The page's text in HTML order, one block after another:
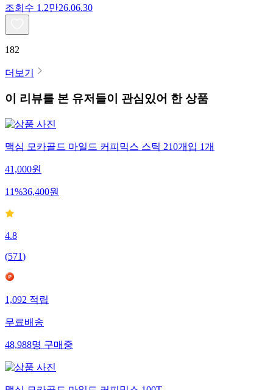
조회수 1.2만26.06.30
182
더보기
이 리뷰를 본 유저들이 관심있어 한 상품
맥심 모카골드 마일드 커피믹스 스틱 210개입 1개
41,000원
11%36,400원
4.8
(571)
1,092 적립
무료배송
48,988명 구매중